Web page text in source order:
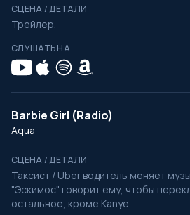
СЦЕНА / ДЕТАЛИ
Трейлер.
СЛУШАТЬ НА
Barbie Girl (Radio)
Aqua
СЦЕНА / ДЕТАЛИ
Таксист / Uber водитель меняет
"Эскимос" говорит ему, чтобы
остальное, кроме Kanye.